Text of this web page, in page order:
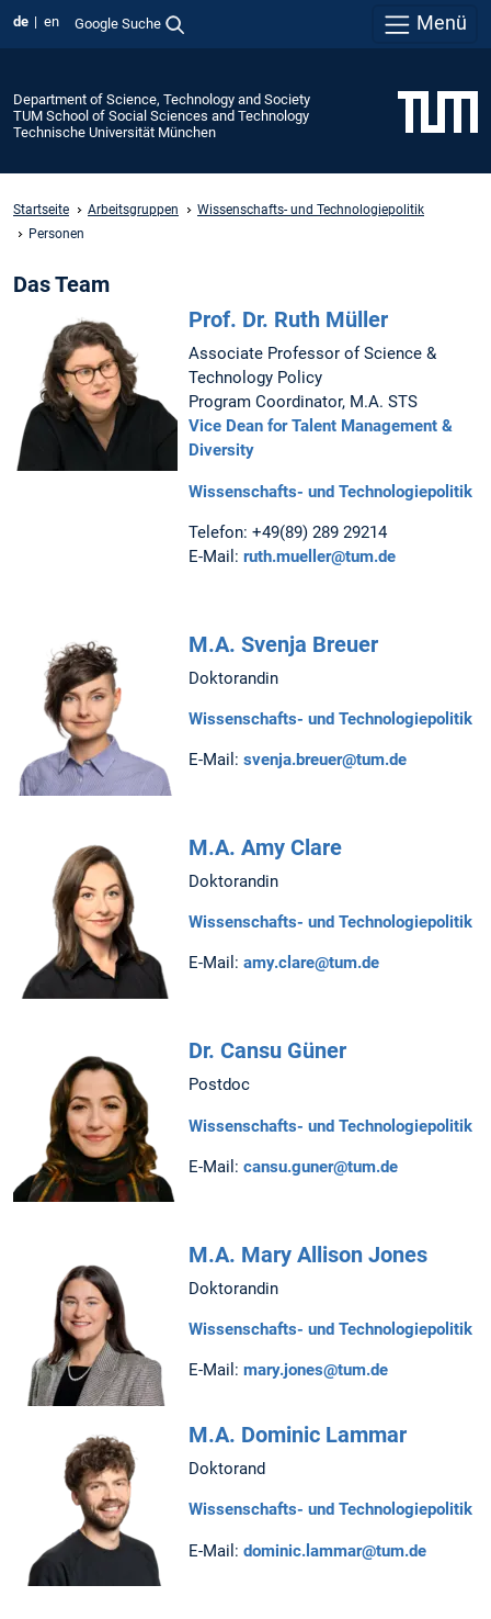
de en Google Suche Menü
Department of Science, Technology and Society
TUM School of Social Sciences and Technology
Technische Universität München
Startseite Arbeitsgruppen
Wissenschafts- und Technologiepolitik
Personen
Das Team
Prof. Dr. Ruth Müller
Associate Professor of Science &
Technology Policy
Program Coordinator, M.A. STS
Vice Dean for Talent Management &
Diversity
Wissenschafts- und Technologiepolitik
Telefon: +49(89) 289 29214
E-Mail: ruth.mueller@tum.de
M.A. Svenja Breuer
Doktorandin
Wissenschafts- und Technologiepolitik
E-Mail: svenja.breuer@tum.de
M.A. Amy Clare
Doktorandin
Wissenschafts- und Technologiepolitik
E-Mail: amy.clare@tum.de
Dr. Cansu Güner
Postdoc
Wissenschafts- und Technologiepolitik
E-Mail: cansu.guner@tum.de
M.A. Mary Allison Jones
Doktorandin
Wissenschafts- und Technologiepolitik
E-Mail: mary.jones@tum.de
M.A. Dominic Lammar
Doktorand
Wissenschafts- und Technologiepolitik
E-Mail: dominic.lammar@tum.de